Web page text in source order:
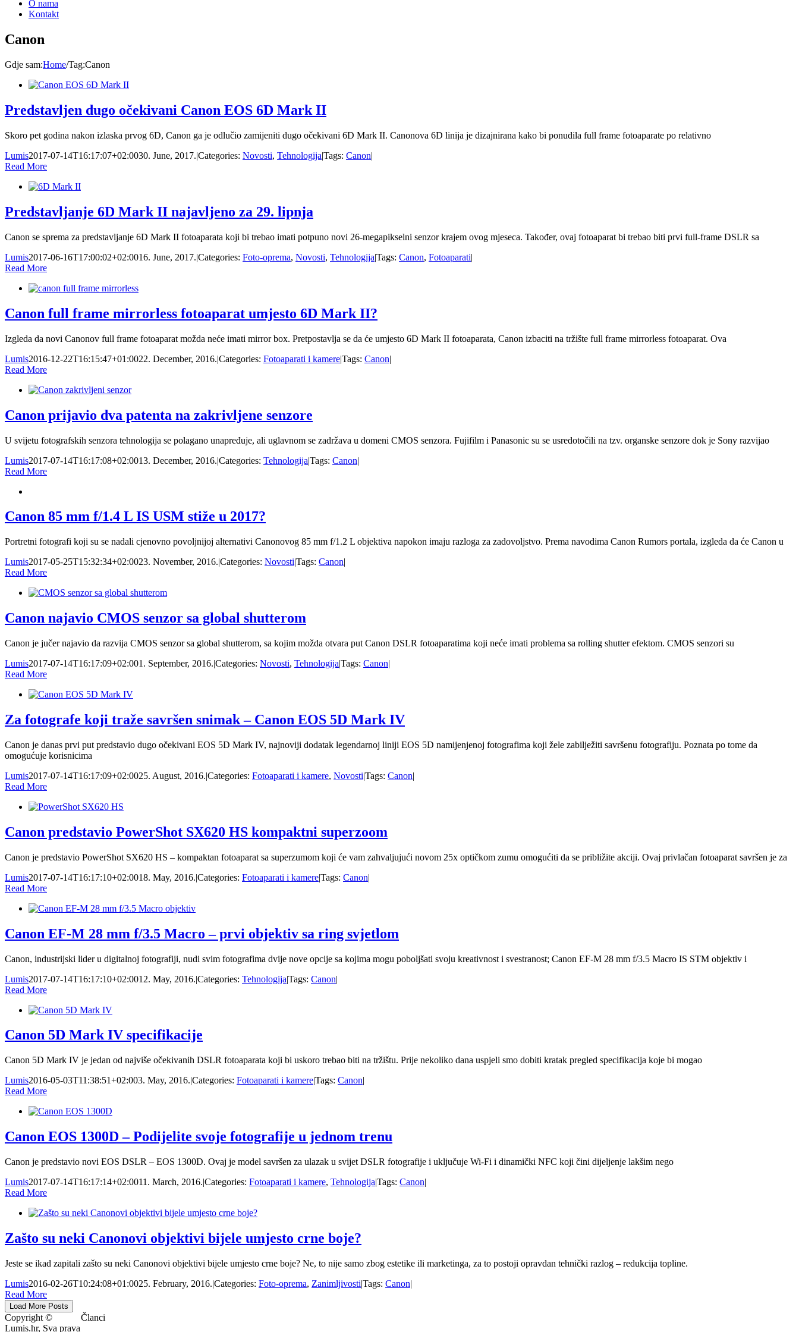
O nama
Kontakt
Canon
Gdje sam:Home/Tag:Canon
Predstavljen dugo očekivani Canon EOS 6D Mark II
Skoro pet godina nakon izlaska prvog 6D, Canon ga je odlučio zamijeniti dugo očekivani 6D Mark II. Canonova 6D linija je dizajnirana kako bi ponudila full frame fotoaparate po relativno
Lumis2017-07-14T16:17:07+02:0030. June, 2017.|Categories: Novosti, Tehnologija|Tags: Canon|
Read More
Predstavljanje 6D Mark II najavljeno za 29. lipnja
Canon se sprema za predstavljanje 6D Mark II fotoaparata koji bi trebao imati potpuno novi 26-megapikselni senzor krajem ovog mjeseca. Također, ovaj fotoaparat bi trebao biti prvi full-frame DSLR sa
Lumis2017-06-16T17:00:02+02:0016. June, 2017.|Categories: Foto-oprema, Novosti, Tehnologija|Tags: Canon, Fotoaparati|
Read More
Canon full frame mirrorless fotoaparat umjesto 6D Mark II?
Izgleda da novi Canonov full frame fotoaparat možda neće imati mirror box. Pretpostavlja se da će umjesto 6D Mark II fotoaparata, Canon izbaciti na tržište full frame mirrorless fotoaparat. Ova
Lumis2016-12-22T16:15:47+01:0022. December, 2016.|Categories: Fotoaparati i kamere|Tags: Canon|
Read More
Canon prijavio dva patenta na zakrivljene senzore
U svijetu fotografskih senzora tehnologija se polagano unapređuje, ali uglavnom se zadržava u domeni CMOS senzora. Fujifilm i Panasonic su se usredotočili na tzv. organske senzore dok je Sony razvijao
Lumis2017-07-14T16:17:08+02:0013. December, 2016.|Categories: Tehnologija|Tags: Canon|
Read More
Canon 85 mm f/1.4 L IS USM stiže u 2017?
Portretni fotografi koji su se nadali cjenovno povoljnijoj alternativi Canonovog 85 mm f/1.2 L objektiva napokon imaju razloga za zadovoljstvo. Prema navodima Canon Rumors portala, izgleda da će Canon u
Lumis2017-05-25T15:32:34+02:0023. November, 2016.|Categories: Novosti|Tags: Canon|
Read More
Canon najavio CMOS senzor sa global shutterom
Canon je jučer najavio da razvija CMOS senzor sa global shutterom, sa kojim možda otvara put Canon DSLR fotoaparatima koji neće imati problema sa rolling shutter efektom. CMOS senzori su
Lumis2017-07-14T16:17:09+02:001. September, 2016.|Categories: Novosti, Tehnologija|Tags: Canon|
Read More
Za fotografe koji traže savršen snimak – Canon EOS 5D Mark IV
Canon je danas prvi put predstavio dugo očekivani EOS 5D Mark IV, najnoviji dodatak legendarnoj liniji EOS 5D namijenjenoj fotografima koji žele zabilježiti savršenu fotografiju. Poznata po tome da
omogućuje korisnicima
Lumis2017-07-14T16:17:09+02:0025. August, 2016.|Categories: Fotoaparati i kamere, Novosti|Tags: Canon|
Read More
Canon predstavio PowerShot SX620 HS kompaktni superzoom
Canon je predstavio PowerShot SX620 HS – kompaktan fotoaparat sa superzumom koji će vam zahvaljujući novom 25x optičkom zumu omogućiti da se približite akciji. Ovaj privlačan fotoaparat savršen je za
Lumis2017-07-14T16:17:10+02:0018. May, 2016.|Categories: Fotoaparati i kamere|Tags: Canon|
Read More
Canon EF-M 28 mm f/3.5 Macro – prvi objektiv sa ring svjetlom
Canon, industrijski lider u digitalnoj fotografiji, nudi svim fotografima dvije nove opcije sa kojima mogu poboljšati svoju kreativnost i svestranost; Canon EF-M 28 mm f/3.5 Macro IS STM objektiv i
Lumis2017-07-14T16:17:10+02:0012. May, 2016.|Categories: Tehnologija|Tags: Canon|
Read More
Canon 5D Mark IV specifikacije
Canon 5D Mark IV je jedan od najviše očekivanih DSLR fotoaparata koji bi uskoro trebao biti na tržištu. Prije nekoliko dana uspjeli smo dobiti kratak pregled specifikacija koje bi mogao
Lumis2016-05-03T11:38:51+02:003. May, 2016.|Categories: Fotoaparati i kamere|Tags: Canon|
Read More
Canon EOS 1300D – Podijelite svoje fotografije u jednom trenu
Canon je predstavio novi EOS DSLR – EOS 1300D. Ovaj je model savršen za ulazak u svijet DSLR fotografije i uključuje Wi-Fi i dinamički NFC koji čini dijeljenje lakšim nego
Lumis2017-07-14T16:17:14+02:0011. March, 2016.|Categories: Fotoaparati i kamere, Tehnologija|Tags: Canon|
Read More
Zašto su neki Canonovi objektivi bijele umjesto crne boje?
Jeste se ikad zapitali zašto su neki Canonovi objektivi bijele umjesto crne boje? Ne, to nije samo zbog estetike ili marketinga, za to postoji opravdan tehnički razlog – redukcija topline.
Lumis2016-02-26T10:24:08+01:0025. February, 2016.|Categories: Foto-oprema, Zanimljivosti|Tags: Canon|
Read More
Load More Posts
Članci
Copyright ©
Lumis.hr, Sva prava